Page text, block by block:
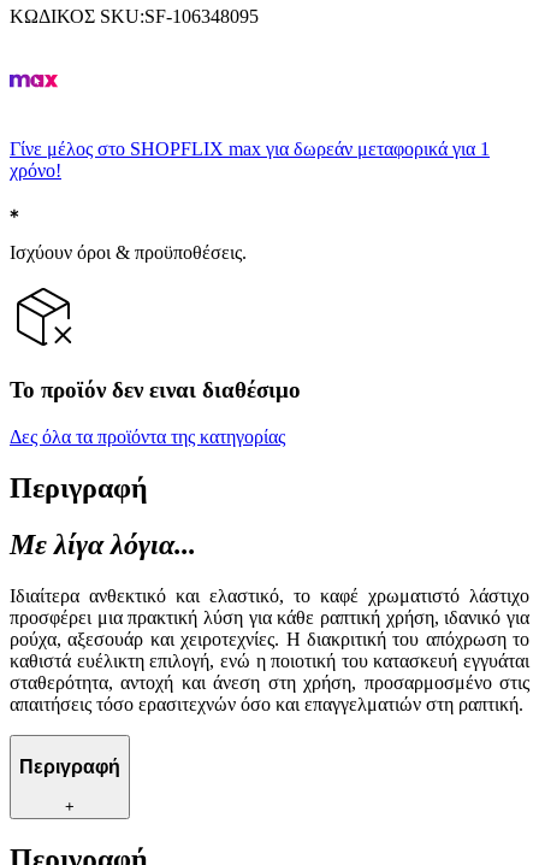
ΚΩΔΙΚΟΣ SKU:SF-106348095
Γίνε μέλος στο SHOPFLIX max για δωρεάν μεταφορικά για 1
χρόνο!
Ισχύουν όροι & προϋποθέσεις.
Το προϊόν δεν ειναι διαθέσιμο
Δες όλα τα προϊόντα της κατηγορίας
Περιγραφή
Με λίγα λόγια...
Ιδιαίτερα ανθεκτικό και ελαστικό, το καφέ χρωματιστό λάστιχο
προσφέρει μια πρακτική λύση για κάθε ραπτική χρήση, ιδανικό για
ρούχα, αξεσουάρ και χειροτεχνίες. Η διακριτική του απόχρωση το
καθιστά ευέλικτη επιλογή, ενώ η ποιοτική του κατασκευή εγγυάται
σταθερότητα, αντοχή και άνεση στη χρήση, προσαρμοσμένο στις
απαιτήσεις τόσο ερασιτεχνών όσο και επαγγελματιών στη ραπτική.
Περιγραφή
+